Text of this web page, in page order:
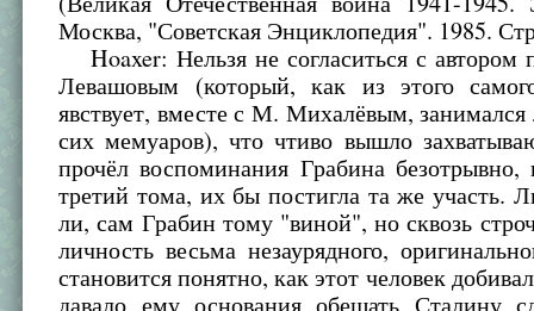
Москва, "Советская Энциклопедия". 1985.
Hoaxer: Нельзя не согласиться с автором
Левашовым (который, как из этого
явствует, вместе с М. Михалёвым, занимался
сих мемуаров), что чтиво вышло
прочёл воспоминания Грабина безотрывно,
третий тома, их бы постигла та же участь.
ли, сам Грабин тому "виной", но сквозь
личность весьма незаурядного,
становится понятно, как этот человек
давало ему основания обещать Сталину